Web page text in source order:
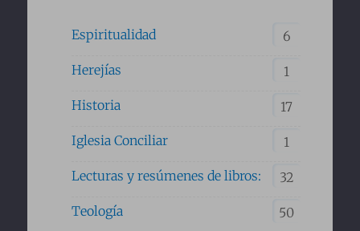
Espiritualidad 6
Herejías 1
Historia 17
Iglesia Conciliar 1
Lecturas y resúmenes de libros: 32
Teología 50